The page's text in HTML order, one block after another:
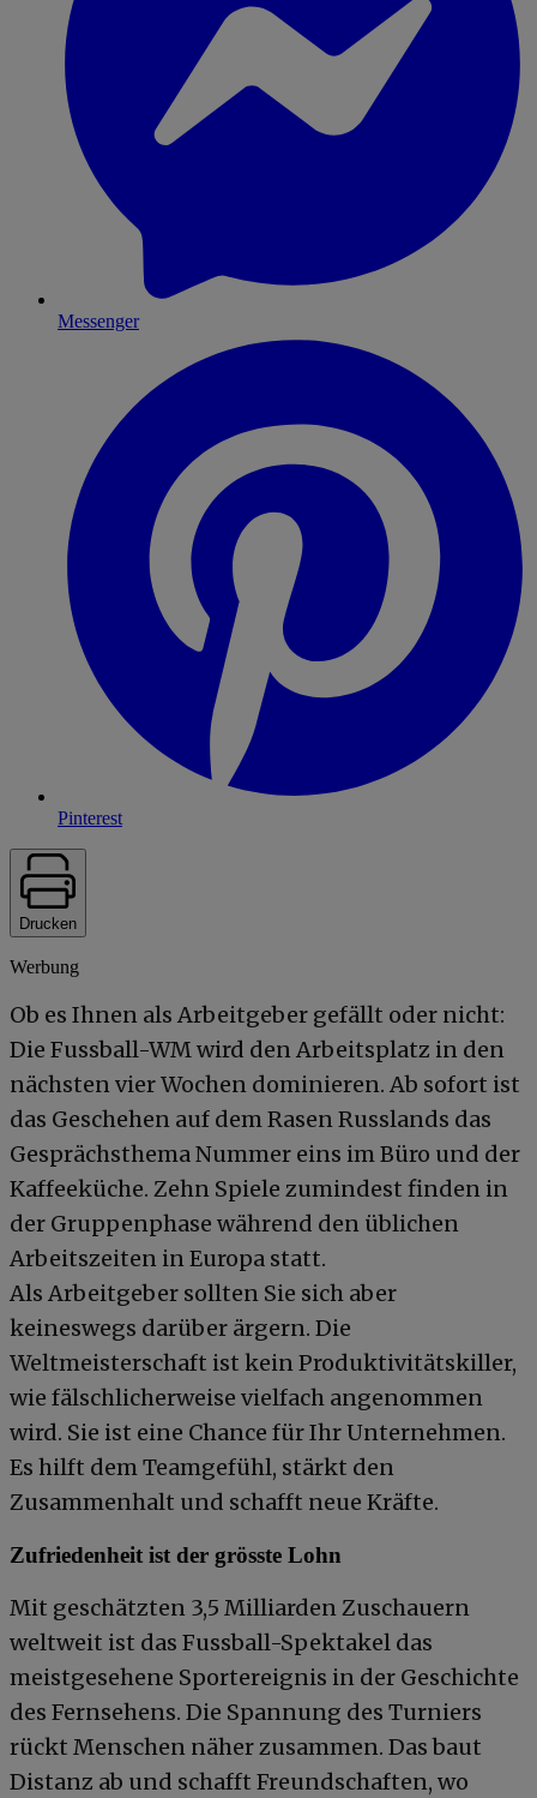
Messenger
Pinterest
Drucken
Werbung
Ob es Ihnen als Arbeitgeber gefällt oder nicht:
Die Fussball-WM wird den Arbeitsplatz in den
nächsten vier Wochen dominieren. Ab sofort ist
das Geschehen auf dem Rasen Russlands das
Gesprächsthema Nummer eins im Büro und der
Kaffeeküche. Zehn Spiele zumindest finden in
der Gruppenphase während den üblichen
Arbeitszeiten in Europa statt.
Als Arbeitgeber sollten Sie sich aber
keineswegs darüber ärgern. Die
Weltmeisterschaft ist kein Produktivitätskiller,
wie fälschlicherweise vielfach angenommen
wird. Sie ist eine Chance für Ihr Unternehmen.
Es hilft dem Teamgefühl, stärkt den
Zusammenhalt und schafft neue Kräfte.
Zufriedenheit ist der grösste Lohn
Mit geschätzten 3,5 Milliarden Zuschauern
weltweit ist das Fussball-Spektakel das
meistgesehene Sportereignis in der Geschichte
des Fernsehens. Die Spannung des Turniers
rückt Menschen näher zusammen. Das baut
Distanz ab und schafft Freundschaften, wo